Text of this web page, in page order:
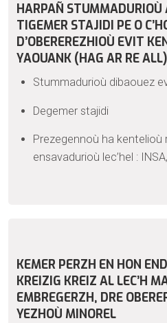
HARPAÑ STUMMADURIOÙ
TIGEMER STAJIDI PE O
D’OBEREREZHIOÙ EVIT
YAOUANK (HAG AR RE
Stummadurioù dibaouez
Degemer stajidi
Prezegennoù ha kentelioù
ensavadurioù lec’hel :
KEMER PERZH EN HON
KREIZIG KREIZ AL LEC’H
EMBREGERZH, DRE
YEZHOÙ MINOREL